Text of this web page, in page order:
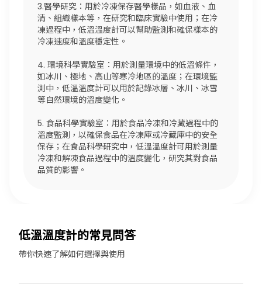
3.醫學研究：用於冷凍保存醫學樣品，如血液、血
清、組織樣本等，在研究和臨床實驗中使用；在冷
凍過程中，低溫溫度計可以幫助監測和確保樣本的
冷凍速度和溫度穩定性。
4. 環境科學實驗室：用於測量環境中的低溫條件，
如冰川、極地、高山等寒冷地區的溫度；在環境監
測中，低溫溫度計可以用於記錄冰層、冰川、冰雪
等自然環境的溫度變化。
5. 食品科學實驗室：用於食品冷凍和冷藏過程中的
溫度監測，以確保食品在冷凍庫或冷藏庫中的安全
保存；在食品科學研究中，低溫溫度計可用於測量
冷凍和解凍食品過程中的溫度變化，研究其對食品
品質的影響。
低溫溫度計的常見問答
帶你快速了解如何選擇與使用